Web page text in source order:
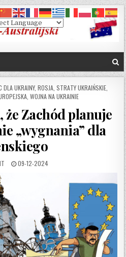
DLA UKRAINY, ROSJA STRATY UKRAIŃSKIE
WOJNA NA UKRAINIE
że Zachód planuje
„wygnania” dla
PUBLISHED DATE:
09-12-2024